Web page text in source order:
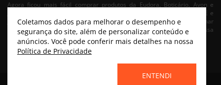
Agora ficou mais fácil comprar produtos da Eudora, Boticário, Avon e
Jequiti nas cidades de Recife/PE, Olinda/PE, Paulista/PE, Abreu e Lima/PE e
Jaboatão/PE. A nossa loja virtual possibilita ao usuário navegar, selecionar
e fazer pedido de Delivery no conforto da sua residência. Consulte nossa
condições de entrega.
Coletamos dados para melhorar o desempenho e
segurança do site, além de personalizar conteúdo e
anúncios. Você pode conferir mais detalhes na nossa
Política de Privacidade
ENTENDI